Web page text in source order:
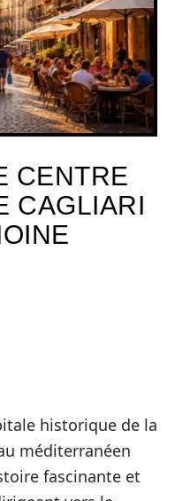
CENTRE
CAGLIARI
historique de la
méditerranéen
fascinante et